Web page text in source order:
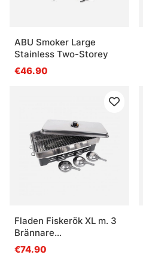
ABU Smoker Large
Stainless Two-Storey
€46.90
Fladen Fiskerök XL m. 3
Brännare
50x24,5x10,2cm
€74.90